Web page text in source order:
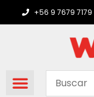
+56 9 7679 7179